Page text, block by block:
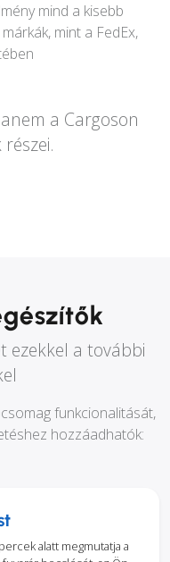
mind a kisebb
mint a FedEx,
a Cargoson
ezekkel a további
funkcionalitását,
hozzáadhatók:
alatt megmutatja a